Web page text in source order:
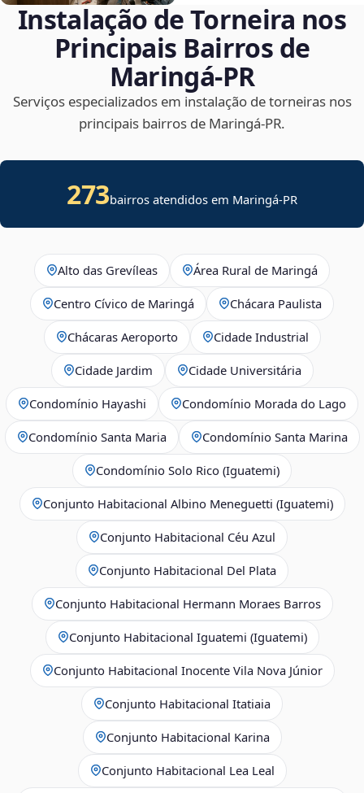
Instalação de Torneira nos
Principais Bairros de
Maringá‑PR
Serviços especializados em instalação de torneiras nos
principais bairros de Maringá‑PR.
273bairros atendidos em Maringá-PR
Alto das Grevíleas Área Rural de Maringá
Centro Cívico de Maringá Chácara Paulista
Chácaras Aeroporto Cidade Industrial
Cidade Jardim Cidade Universitária
Condomínio Hayashi Condomínio Morada do Lago
Condomínio Santa Maria Condomínio Santa Marina
Condomínio Solo Rico (Iguatemi)
Conjunto Habitacional Albino Meneguetti (Iguatemi)
Conjunto Habitacional Céu Azul
Conjunto Habitacional Del Plata
Conjunto Habitacional Hermann Moraes Barros
Conjunto Habitacional Iguatemi (Iguatemi)
Conjunto Habitacional Inocente Vila Nova Júnior
Conjunto Habitacional Itatiaia
Conjunto Habitacional Karina
Conjunto Habitacional Lea Leal